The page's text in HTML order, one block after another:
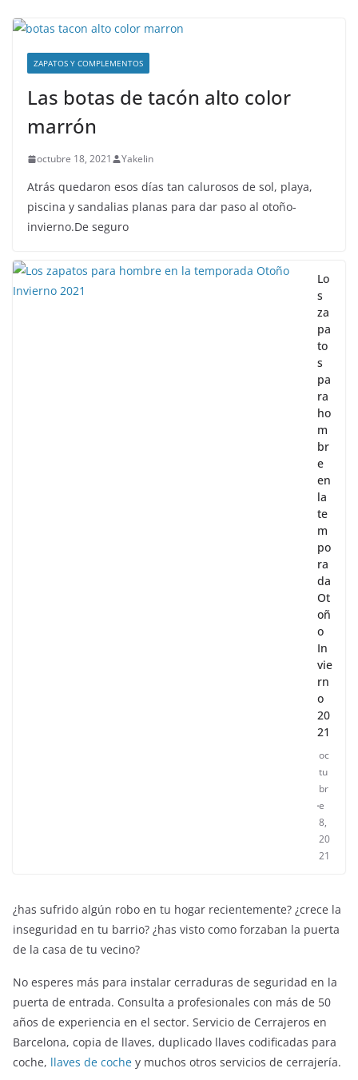
ZAPATOS Y COMPLEMENTOS
Las botas de tacón alto color
marrón
octubre 18, 2021 Yakelin
Atrás quedaron esos días tan calurosos de sol, playa,
piscina y sandalias planas para dar paso al otoño-
invierno.De seguro
Lo
s
za
pa
to
s
pa
ra
ho
m
br
e
en
la
te
m
po
ra
da
Ot
oñ
o
In
vie
rn
o
20
21
oc
tu
br
e
8,
20
21
¿has sufrido algún robo en tu hogar recientemente? ¿crece la
inseguridad en tu barrio? ¿has visto como forzaban la puerta
de la casa de tu vecino?
No esperes más para instalar cerraduras de seguridad en la
puerta de entrada. Consulta a profesionales con más de 50
años de experiencia en el sector. Servicio de Cerrajeros en
Barcelona, copia de llaves, duplicado llaves codificadas para
coche, llaves de coche y muchos otros servicios de cerrajería.
ENTRETENIMIENTO Y CURIOSIDADES LIBROS CINE Y TV
Slender Man llega al cine y te mostramos
detalles